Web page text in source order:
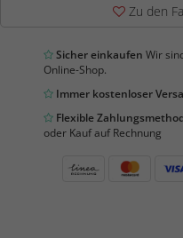
Zu den
Sicher einkaufen Wir
Online-Shop.
Immer kostenloser
Flexible
oder Kauf auf Rechnung